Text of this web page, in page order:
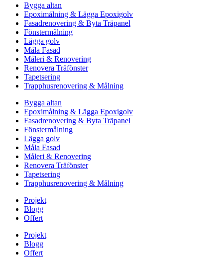
Bygga altan
Epoximålning & Lägga Epoxigolv
Fasadrenovering & Byta Träpanel
Fönstermålning
Lägga golv
Måla Fasad
Måleri & Renovering
Renovera Träfönster
Tapetsering
Trapphusrenovering & Målning
Bygga altan
Epoximålning & Lägga Epoxigolv
Fasadrenovering & Byta Träpanel
Fönstermålning
Lägga golv
Måla Fasad
Måleri & Renovering
Renovera Träfönster
Tapetsering
Trapphusrenovering & Målning
Projekt
Blogg
Offert
Projekt
Blogg
Offert